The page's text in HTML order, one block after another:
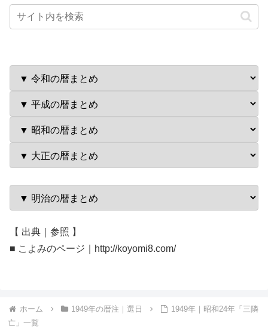
【 出典｜参照 】
■ こよみのページ｜http://koyomi8.com/
ホーム 1949年の暦注｜選日
1949年｜昭和24年「三隣
亡」一覧